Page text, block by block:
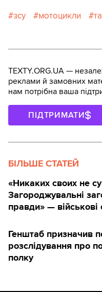
зсу мотоцикли
TEXTY.ORG.UA —
реклами й замовних
нам потрібна ваша
ПІДТРИМАТИ
БІЛЬШЕ СТАТЕЙ
«Никаких своих не
Загороджувальні
правди» —
Генштаб призначив
розслідування про
полку